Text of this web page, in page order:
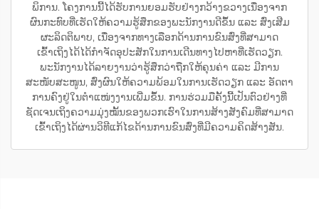
ພິການ. ໂຄງການນີ້ໄດ້ຮັບການຍອມຮັບຢ່າງກວ້າງຂວາງເນື່ອງຈາກ
ຜົນກະທົບທີ່ເຮັດໃຫ້ຄວາມຮູ້ສຶກຂອງພະນັກງານດີຂຶ້ນ ແລະ ສົ່ງເສີມ
ຜະລິດຕິພາບ, ເນື່ອງຈາກທາງເລືອກດ້ານການຂົນສົ່ງທີ່ສາມາດ
ເຂົ້າເຖິງໄດ້ໄດ້ກຳຈັດອຸປະສັກໃນການເດີນທາງໄປຫາທີ່ເຮັດວຽກ.
ພະນັກງານໄດ້ລາຍງານວ່າຮູ້ສຶກວ່າຖືກໃຫ້ຄຸນຄ່າ ແລະ ມີການ
ສະໜັບສະໜູນ, ສົ່ງຜົນໃຫ້ຄວາມພ້ອມໃນການເຮັດວຽກ ແລະ ອັດຕາ
ການຄົງຢູ່ໃນຕຳແໜ່ງງານເພີ່ມຂຶ້ນ. ການຮ່ວມມືຄັ້ງນີ້ເປັນຕົວຢ່າງທີ່
ຊັດເຈນເຖິງຄວາມມຸ່ງໝັ້ນຂອງພວກເຮົາໃນການສ້າງສັງຄົມທີ່ສາມາດ
ເຂົ້າເຖິງໄດ້ຜ່ານວິທີແກ້ໄຂດ້ານການຂົນສົ່ງທີ່ມີຄວາມຄິດສ້າງສັນ.